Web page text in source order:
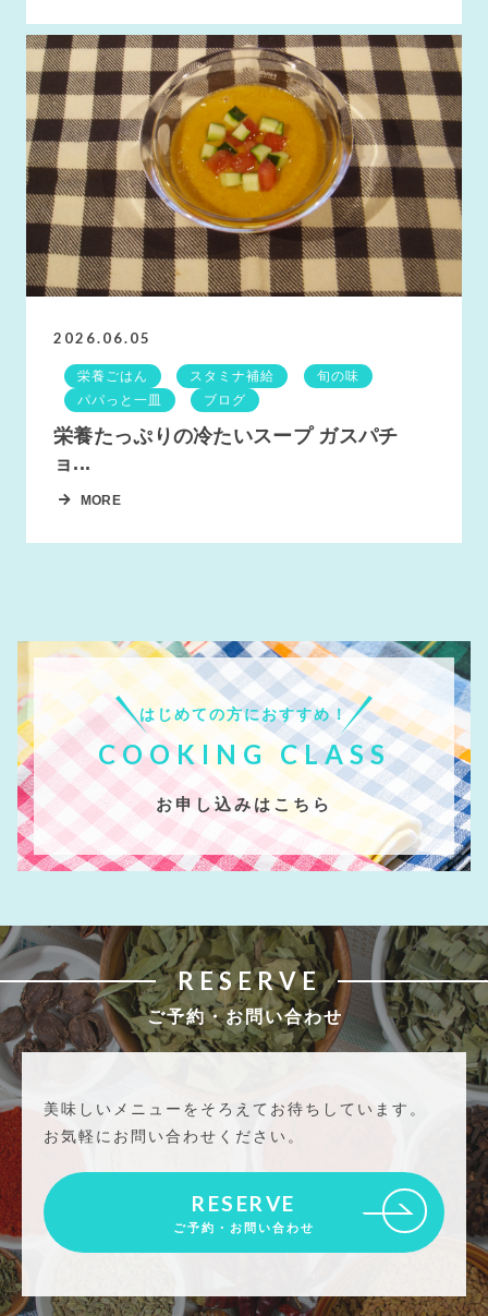
2026.06.05
栄養ごはん スタミナ補給
旬の味
パパっと一皿
ブログ
栄養たっぷりの冷たいスープ ガスパチ
ョ...
MORE
はじめての方におすすめ！
COOKING CLASS
お申し込みはこちら
RESERVE
ご予約・お問い合わせ
美味しいメニューをそろえてお待ちしています。
お気軽にお問い合わせください。
RESERVE
ご予約・お問い合わせ